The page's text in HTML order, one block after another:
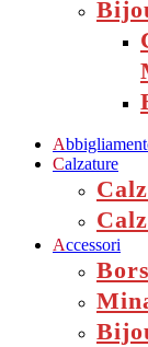
A
Calzature
Accessori